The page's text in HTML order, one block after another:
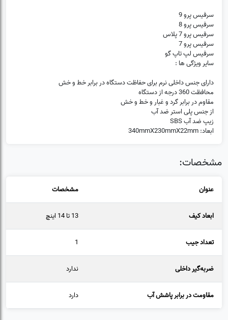
سرفیس پرو 9
سرفیس پرو 8
سرفیس پرو 7 پلاس
سرفیس پرو 7
سرفیس لپ تاپ گو
سایر ویژگی ها :
دارای جنس داخلی نرم برای حفاظت دستگاه در برابر خط و خش
محافظت 360 درجه از دستگاه
مقاوم در برابر گرد و غبار و خط و خش
از جنس پلی استر ضد آب
زیپ ضد آب SBS
ابعاد: 340mmX230mmX22mm
مشخصات:
عنوان مشخصات
ابعاد کیف 13 تا 14 اینچ
تعداد جیب 1
ضربه‌گیر داخلی ندارد
مقاومت در برابر پاشش آب دارد